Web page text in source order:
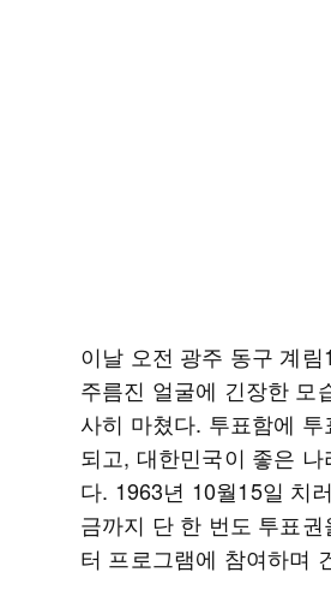
이날 오전 광주 동구 계
주름진 얼굴에 긴장한 모
사히 마쳤다. 투표함에
되고, 대한민국이 좋은
다. 1963년 10월15일 치
금까지 단 한 번도 투표
터 프로그램에 참여하며